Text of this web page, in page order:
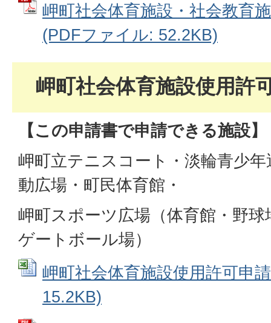
岬町社会体育施設・社会教育
(PDFファイル: 52.2KB)
岬町社会体育施設使用許
【この申請書で申請できる施設】
岬町立テニスコート・淡輪青少
動広場・町民体育館・
岬町スポーツ広場（体育館・野
ゲートボール場）
岬町社会体育施設使用許可申
15.2KB)